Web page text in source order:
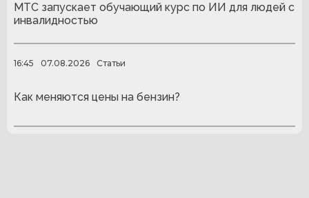
МТС запускает обучающий курс по ИИ для людей с
инвалидностью
16:45 07.08.2026 Статьи
Как меняются цены на бензин?